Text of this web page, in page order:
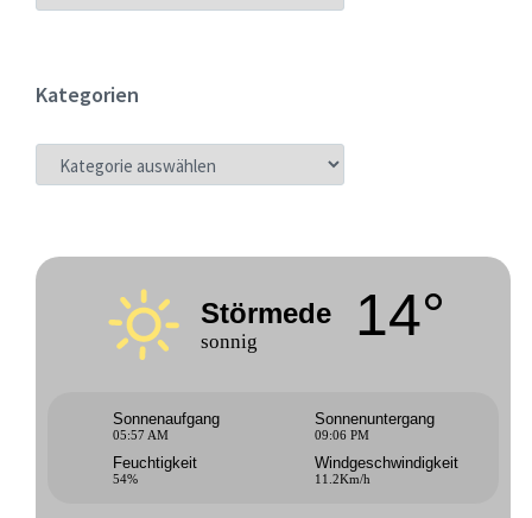
Kategorien
KATEGORIEN
Störmede
sonnig 14°
Sonnenaufgang
05:57 AM
Sonnenuntergang
09:06 PM
Feuchtigkeit
54%
Windgeschwindigkeit
11.2Km/h